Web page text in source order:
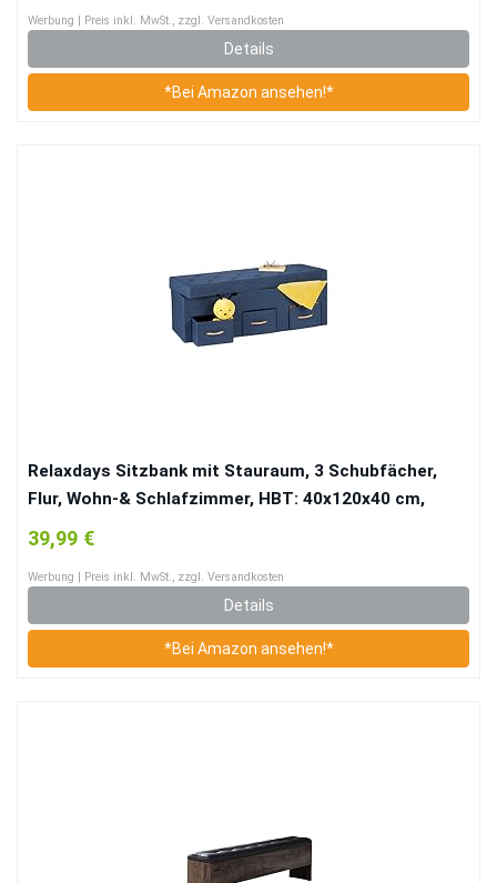
Werbung | Preis inkl. MwSt., zzgl. Versandkosten
Details
*Bei Amazon ansehen!*
Relaxdays Sitzbank mit Stauraum, 3 Schubfächer,
Flur, Wohn-& Schlafzimmer, HBT: 40x120x40 cm,
Faltbare Banktruhe, blau
39,99 €
Werbung | Preis inkl. MwSt., zzgl. Versandkosten
Details
*Bei Amazon ansehen!*